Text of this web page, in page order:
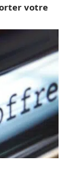
votre